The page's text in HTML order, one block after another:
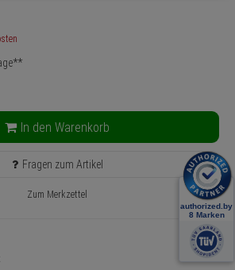
In den Warenkorb
Fragen zum Artikel
Zum Merkzettel